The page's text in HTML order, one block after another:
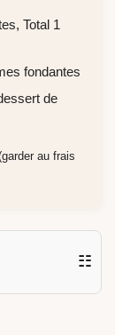
Total 1
fondantes
de
au frais
☷